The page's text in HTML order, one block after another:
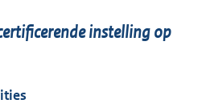
instelling op